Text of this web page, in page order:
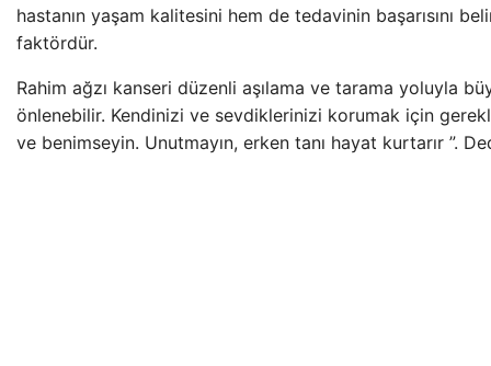
hastanın yaşam kalitesini hem de tedavinin başarısını
faktördür.
Rahim ağzı kanseri düzenli aşılama ve tarama yoluyla
önlenebilir. Kendinizi ve sevdiklerinizi korumak için
ve benimseyin. Unutmayın, erken tanı hayat kurtarır ”.